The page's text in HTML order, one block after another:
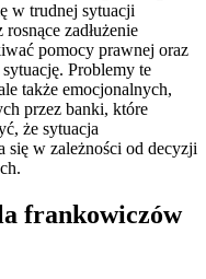
w trudnej sytuacji
zadłużenie
pomocy prawnej oraz
Problemy te
także emocjonalnych,
przez banki, które
że sytuacja
się w zależności od decyzji
frankowiczów